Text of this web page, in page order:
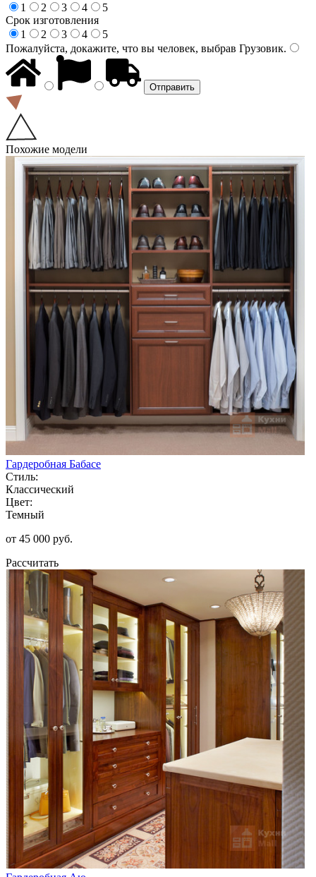
1
2 3 4
5
Срок изготовления
1
2 3 4
5
Пожалуйста, докажите, что вы человек, выбрав Грузовик.
Похожие модели
Гардеробная Бабасе
Стиль:
Классический
Цвет:
Темный
от 45 000 руб.
Рассчитать